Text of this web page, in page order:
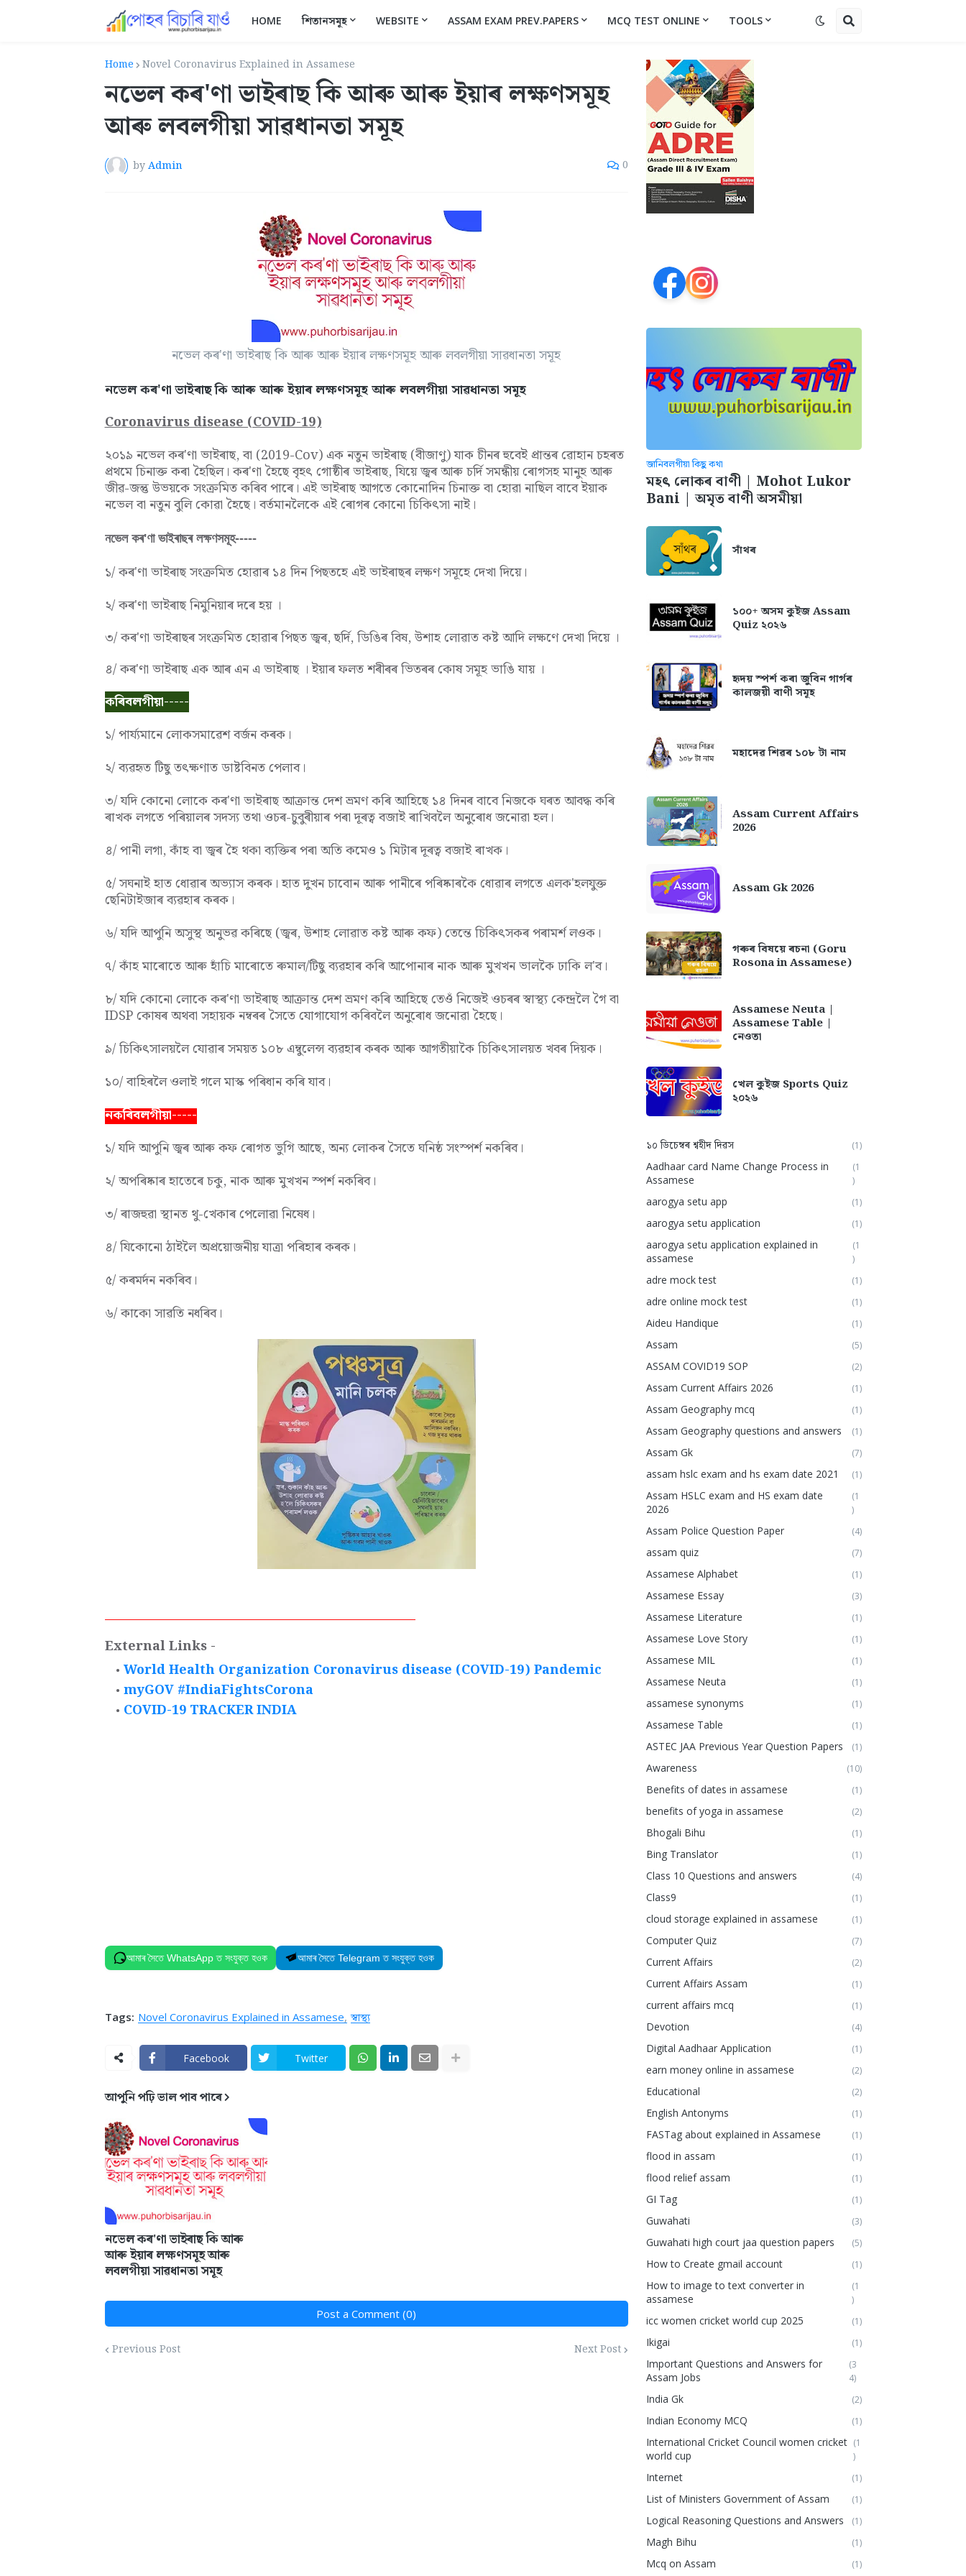
HOME শিতানসমূহ WEBSITE ASSAM EXAM PREV.PAPERS MCQ TEST ONLINE TOOLS
Home Novel Coronavirus Explained in Assamese
নভেল কৰ'ণা ভাইৰাছ কি আৰু আৰু ইয়াৰ লক্ষণসমূহ
আৰু লবলগীয়া সাৱধানতা সমূহ
by Admin 0
নভেল কৰ'ণা ভাইৰাছ কি আৰু আৰু ইয়াৰ লক্ষণসমূহ আৰু লবলগীয়া সাৱধানতা সমূহ
নভেল কৰ'ণা ভাইৰাছ কি আৰু আৰু ইয়াৰ লক্ষণসমূহ আৰু লবলগীয়া সাৱধানতা সমূহ
Coronavirus disease (COVID-19)
২০১৯ নভেল কৰ'ণা ভাইৰাছ, বা (2019-Cov) এক নতুন ভাইৰাছ (বীজাণু) যাক চীনৰ হুবেই প্ৰান্তৰ ৱোহান চহৰত
প্ৰথমে চিনাক্ত কৰা হৈছিল। কৰ'ণা হৈছে বৃহৎ গোষ্ঠীৰ ভাইৰাছ, যিয়ে জ্বৰ আৰু চৰ্দি সমন্ধীয় ৰোগসহ মানুহ আৰু
জীৱ-জন্তু উভয়কে সংক্ৰমিত কৰিব পাৰে। এই ভাইৰাছ আগতে কোনোদিন চিনাক্ত বা হোৱা নাছিল বাবে ইয়াক
নভেল বা নতুন বুলি কোৱা হৈছে। বৰ্তমানলৈকে এই ৰোগৰ কোনো চিকিৎসা নাই।
নভেল কৰ'ণা ভাইৰাছৰ লক্ষণসমূহ-----
১/ কৰ'ণা ভাইৰাছ সংক্ৰমিত হোৱাৰ ১৪ দিন পিছতহে এই ভাইৰাছৰ লক্ষণ সমূহে দেখা দিয়ে।
২/ কৰ'ণা ভাইৰাছ নিমুনিয়াৰ দৰে হয় ।
৩/ কৰ'ণা ভাইৰাছৰ সংক্ৰমিত হোৱাৰ পিছত জ্বৰ, ছৰ্দি, ডিঙিৰ বিষ, উশাহ লোৱাত কষ্ট আদি লক্ষণে দেখা দিয়ে ।
৪/ কৰ'ণা ভাইৰাছ এক আৰ এন‌ এ ভাইৰাছ । ইয়াৰ ফলত শৰীৰৰ ভিতৰৰ কোষ সমূহ ভাঙি যায় ।
কৰিবলগীয়া-----
১/ পাৰ্য্যমানে লোকসমাৱেশ বৰ্জন কৰক।
২/ ব্যৱহৃত টিছু তৎক্ষণাত ডাষ্টবিনত পেলাব।
৩/ যদি কোনো লোকে কৰ'ণা ভাইৰাছ আক্ৰান্ত দেশ ভ্ৰমণ কৰি আহিছে ১৪ দিনৰ বাবে নিজকে ঘৰত আবদ্ধ কৰি
ৰাখক লগতে পৰিয়ালৰ সদস্য তথা ওচৰ-চুবুৰীয়াৰ পৰা দূৰত্ব বজাই ৰাখিবলৈ অনুৰোধ জনোৱা হল।
৪/ পানী লগা, কাঁহ বা জ্বৰ হৈ থকা ব্যক্তিৰ পৰা অতি কমেও ১ মিটাৰ দূৰত্ব বজাই ৰাখক।
৫/ সঘনাই হাত ধোৱাৰ অভ্যাস কৰক। হাত দুখন চাবোন আৰু পানীৰে পৰিষ্কাৰকৈ ধোৱাৰ লগতে এলক'হলযুক্ত
ছেনিটাইজাৰ ব্যৱহাৰ কৰক।
৬/ যদি আপুনি অসুস্থ অনুভৱ কৰিছে (জ্বৰ, উশাহ লোৱাত কষ্ট আৰু কফ) তেন্তে চিকিৎসকৰ পৰামৰ্শ লওক।
৭/ কাঁহ মাৰোতে আৰু হাঁচি মাৰোতে ৰুমাল/টিছু ব্যৱহাৰ কৰি আপোনাৰ নাক আৰু মুখখন ভালকৈ ঢাকি ল'ব।
৮/ যদি কোনো লোকে কৰ'ণা ভাইৰাছ আক্ৰান্ত দেশ ভ্ৰমণ কৰি আহিছে তেওঁ নিজেই ওচৰৰ স্বাস্থ্য কেন্দ্ৰলৈ গৈ বা
IDSP কোষৰ অথবা সহায়ক নম্বৰৰ সৈতে যোগাযোগ কৰিবলৈ অনুৰোধ জনোৱা হৈছে।
৯/ চিকিৎসালয়লৈ যোৱাৰ সময়ত ১০৮ এম্বুলেন্স ব্যৱহাৰ কৰক আৰু আগতীয়াকৈ চিকিৎসালয়ত খবৰ দিয়ক।
১০/বাহিৰলৈ ওলাই গলে মাস্ক পৰিধান কৰি যাব।
নকৰিবলগীয়া-----
১/ যদি আপুনি জ্বৰ আৰু কফ ৰোগত ভুগি আছে, অন্য লোকৰ সৈতে ঘনিষ্ঠ সংস্পৰ্শ নকৰিব।
২/ অপৰিষ্কাৰ হাতেৰে চকু, নাক আৰু মুখখন স্পৰ্শ নকৰিব।
৩/ ৰাজহুৱা স্থানত থু-খেকাৰ পেলোৱা নিষেধ।
৪/ যিকোনো ঠাইলৈ অপ্ৰয়োজনীয় যাত্ৰা পৰিহাৰ কৰক।
৫/ কৰমৰ্দন নকৰিব।
৬/ কাকো সাৱতি নধৰিব।
______________________________________________________
External Links -
World Health Organization Coronavirus disease (COVID-19) Pandemic
myGOV #IndiaFightsCorona
COVID-19 TRACKER INDIA
আমাৰ সৈতে WhatsApp ত সংযুক্ত হওক আমাৰ সৈতে Telegram ত সংযুক্ত হওক
Tags: Novel Coronavirus Explained in Assamese স্বাস্থ্য
Facebook Twitter
আপুনি পঢ়ি ভাল পাব পাৰে
নভেল কৰ'ণা ভাইৰাছ কি আৰু
আৰু ইয়াৰ লক্ষণসমূহ আৰু
লবলগীয়া সাৱধানতা সমূহ
Post a Comment (0)
Previous Post Next Post
জানিবলগীয়া কিছু কথা
মহৎ লোকৰ বাণী | Mohot Lukor
Bani | অমৃত বাণী অসমীয়া
সাঁথৰ
১০০+ অসম কুইজ Assam
Quiz ২০২৬
হৃদয় স্পৰ্শ কৰা জুবিন গাৰ্গৰ
কালজয়ী বাণী সমূহ
মহাদেৱ শিৱৰ ১০৮ টা নাম
Assam Current Affairs
2026
Assam Gk 2026
গৰুৰ বিষয়ে ৰচনা (Goru
Rosona in Assamese)
Assamese Neuta |
Assamese Table |
নেওতা
খেল কুইজ Sports Quiz
২০২৬
১০ ডিচেম্বৰ শ্বহীদ দিৱস (1)
Aadhaar card Name Change Process in
Assamese
(1
)
aarogya setu app (1)
aarogya setu application (1)
aarogya setu application explained in
assamese
(1
)
adre mock test (1)
adre online mock test (1)
Aideu Handique (1)
Assam (5)
ASSAM COVID19 SOP (2)
Assam Current Affairs 2026 (1)
Assam Geography mcq (1)
Assam Geography questions and answers (1)
Assam Gk (7)
assam hslc exam and hs exam date 2021 (1)
Assam HSLC exam and HS exam date
2026
(1
)
Assam Police Question Paper (4)
assam quiz (7)
Assamese Alphabet (1)
Assamese Essay (3)
Assamese Literature (1)
Assamese Love Story (1)
Assamese MIL (1)
Assamese Neuta (1)
assamese synonyms (1)
Assamese Table (1)
ASTEC JAA Previous Year Question Papers (1)
Awareness (10)
Benefits of dates in assamese (1)
benefits of yoga in assamese (2)
Bhogali Bihu (1)
Bing Translator (1)
Class 10 Questions and answers (4)
Class9 (1)
cloud storage explained in assamese (1)
Computer Quiz (7)
Current Affairs (2)
Current Affairs Assam (1)
current affairs mcq (1)
Devotion (4)
Digital Aadhaar Application (1)
earn money online in assamese (2)
Educational (2)
English Antonyms (1)
FASTag about explained in Assamese (1)
flood in assam (1)
flood relief assam (1)
GI Tag (1)
Guwahati (3)
Guwahati high court jaa question papers (5)
How to Create gmail account (1)
How to image to text converter in
assamese
(1
)
icc women cricket world cup 2025 (1)
Ikigai (1)
Important Questions and Answers for
Assam Jobs
(3
4)
India Gk (2)
Indian Economy MCQ (1)
International Cricket Council women cricket
world cup
(1
)
Internet (1)
List of Ministers Government of Assam (1)
Logical Reasoning Questions and Answers (1)
Magh Bihu (1)
Mcq on Assam (1)